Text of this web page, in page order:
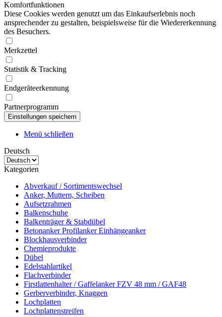
Komfortfunktionen
Diese Cookies werden genutzt um das Einkaufserlebnis noch
ansprechender zu gestalten, beispielsweise für die Wiedererkennung
des Besuchers.
Merkzettel
Statistik & Tracking
Endgeräteerkennung
Partnerprogramm
Menü schließen
Deutsch
Kategorien
Abverkauf / Sortimentswechsel
Anker, Muttern, Scheiben
Aufsetzrahmen
Balkenschuhe
Balkenträger & Stabdübel
Betonanker Profilanker Einhängeanker
Blockhausverbinder
Chemieprodukte
Dübel
Edelstahlartikel
Flachverbinder
Firstlattenhalter / Gaffelanker FZV 48 mm / GAF48
Gerberverbinder, Knaggen
Lochplatten
Lochplattenstreifen